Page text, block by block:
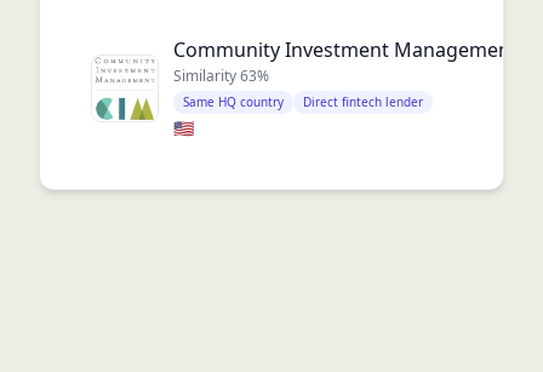
Community Investment Management
Similarity63%
Same HQ country Direct fintech lender
🇺🇸